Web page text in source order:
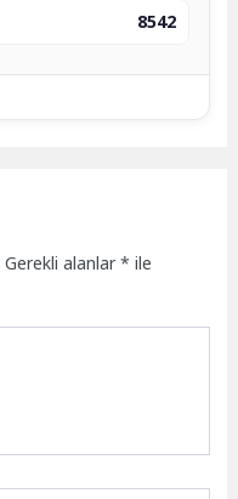
8542
Gerekli alanlar* ile